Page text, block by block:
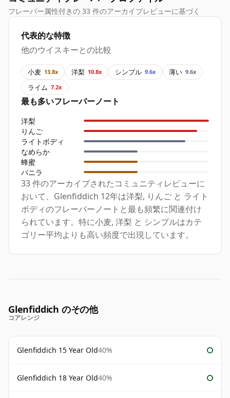
フレーバー属性付きの 33 件のアーカイブレビューに基づく
代表的な特徴
他のウイスキーとの比較
小麦 13.8x 洋梨 10.8x シンプル 9.6x 薄い 9.6x
ライム 7.2x
最も多いフレーバーノート
洋梨
りんご
ライトボディ
なめらか
蜂蜜
バニラ
33 件のアーカイブされたコミュニティレビューに
おいて、Glenfiddich 12年は洋梨, りんご と ライト
ボディのフレーバーノートと最も頻繁に関連付け
られています。特に小麦, 洋梨 と シンプルはカテ
ゴリー平均よりも高い頻度で出現しています。
Glenfiddich のその他
コアレンジ
Glenfiddich 15 Year Old40%
Glenfiddich 18 Year Old40%